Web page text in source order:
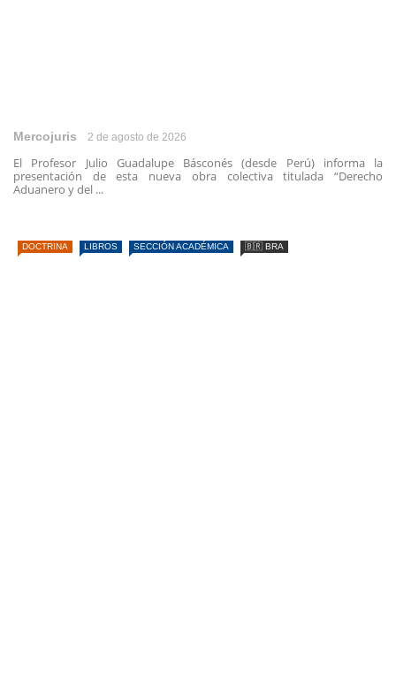
Mercojuris 2 de agosto de 2026
El Profesor Julio Guadalupe Básconés (desde Perú) informa la
presentación de esta nueva obra colectiva titulada “Derecho
Aduanero y del ...
DOCTRINA LIBROS SECCIÓN ACADÉMICA 🇧🇷 BRA